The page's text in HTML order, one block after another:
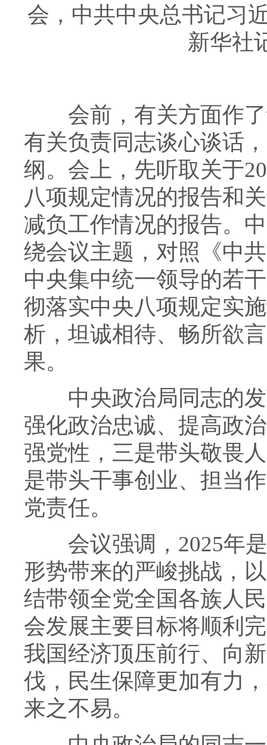
会，中共中央总书记习
新华社
会前，有关方面作了
有关负责同志谈心谈话
纲。会上，先听取关于
八项规定情况的报告和
减负工作情况的报告。
绕会议主题，对照《中
中央集中统一领导的若
彻落实中央八项规定实
析，坦诚相待、畅所欲
果。
中央政治局同志的发
强化政治忠诚、提高政
强党性，三是带头敬畏
是带头干事创业、担当
党责任。
会议强调，2025年是
形势带来的严峻挑战，
结带领全党全国各族人
会发展主要目标将顺利
我国经济顶压前行、向
伐，民生保障更加有力
来之不易。